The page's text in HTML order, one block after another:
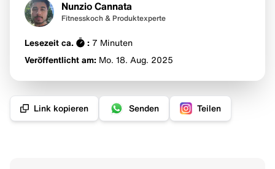
Nunzio Cannata
Fitnesskoch & Produktexperte
Lesezeit ca. : 7 Minuten
Veröffentlicht am: Mo. 18. Aug. 2025
Link kopieren Senden Teilen